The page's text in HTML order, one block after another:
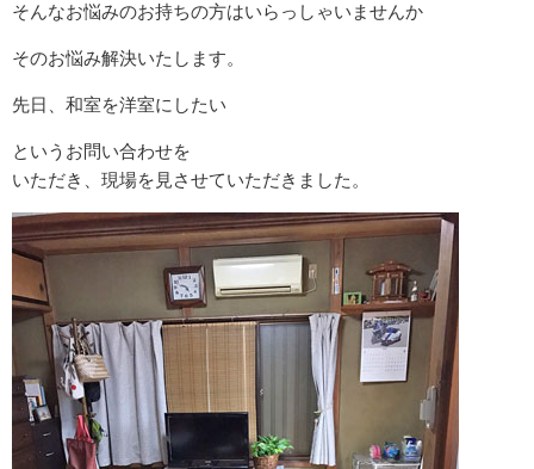
そんなお悩みのお持ちの方はいらっしゃいませんか
そのお悩み解決いたします。
先日、和室を洋室にしたい
というお問い合わせを
いただき、現場を見させていただきました。